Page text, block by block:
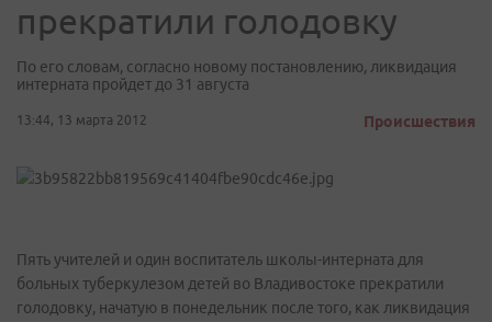
прекратили голодовку
По его словам, согласно новому постановлению, ликвидация
интерната пройдет до 31 августа
13:44, 13 марта 2012 Происшествия
Пять учителей и один воспитатель школы-интерната для
больных туберкулезом детей во Владивостоке прекратили
голодовку, начатую в понедельник после того, как ликвидация